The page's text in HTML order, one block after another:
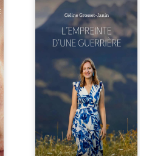
Que reste-t-il de
l’enfance lorsque
la maladie impose
ses propres règles
? L’empreinte
d’une guerrière
livre, sans détour,
le récit d’un
quotidien
bouleversé par la
maladie
chronique,
l’errance médicale
et de longues
hospitalisations.